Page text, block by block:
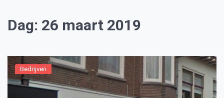
Dag: 26 maart 2019
Bedrijven